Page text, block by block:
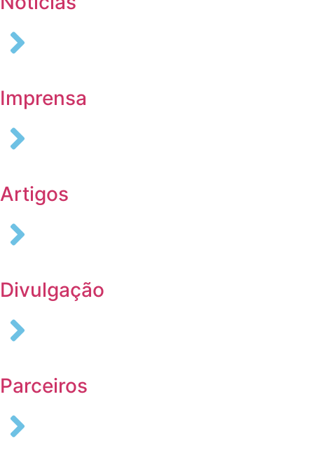
Imprensa
Artigos
Divulgação
Parceiros